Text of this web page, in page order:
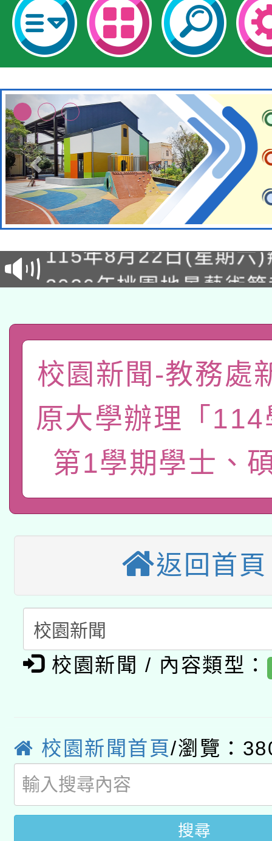
轉知經濟部水利署委託
業技術研究院辦理「
用水績優單位及節水達
115年8月22日(星期六
桃園市孔廟祈福系列
2026年桃園地景藝術
關事宜
轉知教育部國民及學前
國立臺灣師範大學辦理
年度健康促進學校輔導
業成長研習」實施計畫
函轉國家教育研究院中
原住民族教育政策研討
族教育國際趨勢與發展
新北市政府教育局辦理
師專業成長研習實施
方素養工作坊新北場」
函轉國立臺灣師範大學
族語言臺北學習中心
「族語學習班」招生簡
轉知有關國立成功大學
文教學共融平台-教案
接種對象擴大為「滿6
接種之民眾」措施，延
月28日止
轉知經濟部水利署委託
業技術研究院辦理「
動」
115年8月22日(星期六
桃園市孔廟祈福系列
開 智慧啟航」
2026年桃園地景藝術
「2026桃園藝術巡演
關事宜
轉知教育部國民及學前
國立臺灣師範大學辦
業成長研習」實施計畫
函轉國家教育研究院中
族教育國際趨勢與發展
新北市政府教育局辦理
師專業成長研習實施計
方素養工作坊新北場」
函轉國立臺灣師範大學
族語言臺北學習中心
「族語學習班」招生簡
轉知有關國立成功大學
文教學共融平台-教案
教育部國民及學前教育
年度COVID-19疫苗接
校園新聞-教務處
原大學辦理「
第1學期學士、
返回首頁
校園新聞 / 內容類型：
校園新聞首頁/瀏覽：
搜尋